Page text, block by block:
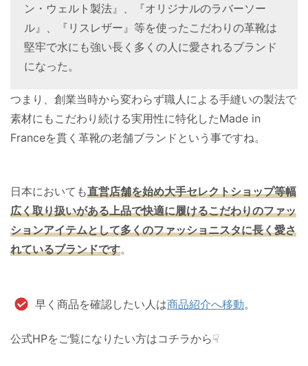
ン・ウェルト製法』、『オリジナルのラバーソー
ル』、『リスレザー』等を使ったこだわりの革靴は
堅牢で水にも強い長く多くの人に愛されるブランド
になった。
つまり、創業当時から変わらず職人による手縫いの製法で
素材にもこだわり続ける実用性に特化したMade in
Franceを貫く革靴の老舗ブランドという事ですね。
日本においても直営店舗を始め大手セレクトショップ等幅
広く取り扱いがある上品で快適に履けるこだわりのファッ
ションアイテムとして多くのファッショニスタに長く愛さ
れているブランドです。
早く商品を確認したい人は商品紹介へ移動。
公式HPをご覧になりたい方はコチラから☟